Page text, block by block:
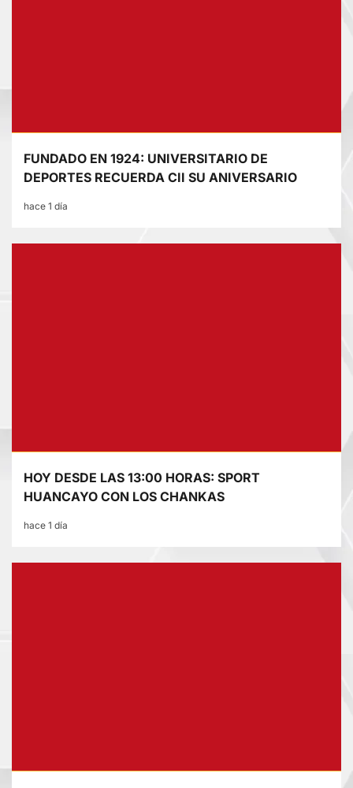
FUNDADO EN 1924: UNIVERSITARIO DE
DEPORTES RECUERDA CII SU ANIVERSARIO
hace 1 día
HOY DESDE LAS 13:00 HORAS: SPORT
HUANCAYO CON LOS CHANKAS
hace 1 día